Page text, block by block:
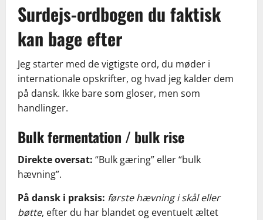
Surdejs-ordbogen du faktisk
kan bage efter
Jeg starter med de vigtigste ord, du møder i
internationale opskrifter, og hvad jeg kalder dem
på dansk. Ikke bare som gloser, men som
handlinger.
Bulk fermentation / bulk rise
Direkte oversat: “Bulk gæring” eller “bulk
hævning”.
På dansk i praksis: første hævning i skål eller
bøtte, efter du har blandet og eventuelt æltet